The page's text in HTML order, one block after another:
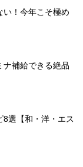
い！今年こそ極め
ナ補給できる絶品
8選【和・洋・エス